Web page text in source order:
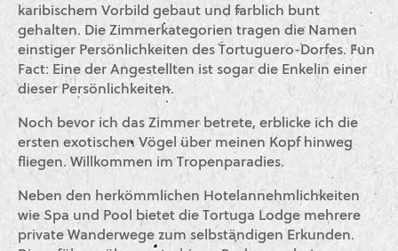
karibischem Vorbild gebaut und farblich bunt
gehalten. Die Zimmerkategorien tragen die Namen
einstiger Persönlichkeiten des Tortuguero-Dorfes. Fun
Fact: Eine der Angestellten ist sogar die Enkelin einer
dieser Persönlichkeiten.
Noch bevor ich das Zimmer betrete, erblicke ich die
ersten exotischen Vögel über meinen Kopf hinweg
fliegen. Willkommen im Tropenparadies.
Neben den herkömmlichen Hotelannehmlichkeiten
wie Spa und Pool bietet die Tortuga Lodge mehrere
private Wanderwege zum selbständigen Erkunden.